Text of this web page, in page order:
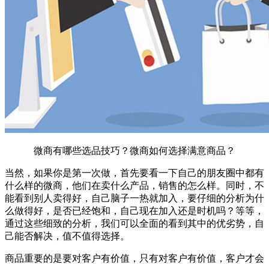
微商有哪些选品技巧？微商如何选择满意商品？
当然，如果你是第一次做，首先要看一下自己的朋友圈中都有
什么样的微商，他们在卖什么产品，销售的怎么样。同时，不
能看到别人卖得好，自己脑子一热就加入，要仔细的分析为什
么做得好，是否已经饱和，自己现在加入还是时机吗？等等，
通过这些细致的分析，我们可以全面的看到其中的优劣势，自
己能否解决，值不值得选择。
商品重要的是要对客户有价值，只有对客户有价值，客户才会